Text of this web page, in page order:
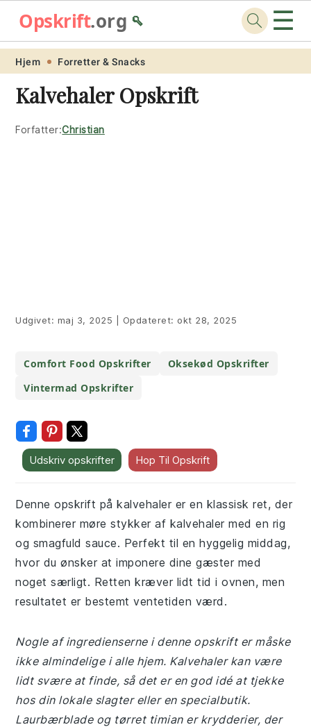
Skip
primary
navigation
Skip
main
content
Skip
primary
sidebar
Skip
footer
Opskrift.org🥄 ☰
Hjem Forretter & Snacks
Kalvehaler Opskrift
Forfatter:Christian
Udgivet: maj 3, 2025 Opdateret: okt 28, 2025
Comfort Food Opskrifter
Oksekød Opskrifter
Vintermad Opskrifter
Udskriv opskrifter Hop Til Opskrift
Denne opskrift på kalvehaler er en klassisk ret, der
kombinerer møre stykker af kalvehaler med en rig
og smagfuld sauce. Perfekt til en hyggelig middag,
hvor du ønsker at imponere dine gæster med
noget særligt. Retten kræver lidt tid i ovnen, men
resultatet er bestemt ventetiden værd.
Nogle af ingredienserne i denne opskrift er måske
ikke almindelige i alle hjem. Kalvehaler kan være
lidt svære at finde, så det er en god idé at tjekke
hos din lokale slagter eller en specialbutik.
Laurbærblade og tørret timian er krydderier, der